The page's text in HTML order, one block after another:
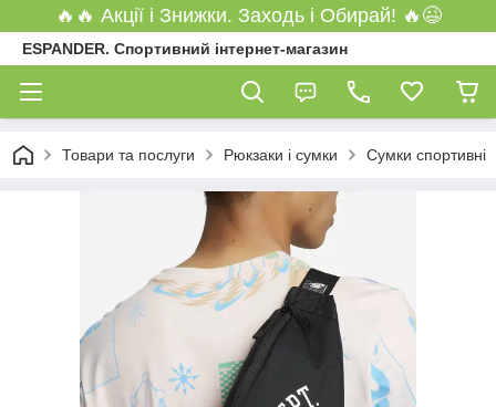
🔥🔥 Акції і Знижки. Заходь і Обирай! 🔥😉
ESPANDER. Спортивний інтернет-магазин
Товари та послуги Рюкзаки і сумки Сумки спортивні